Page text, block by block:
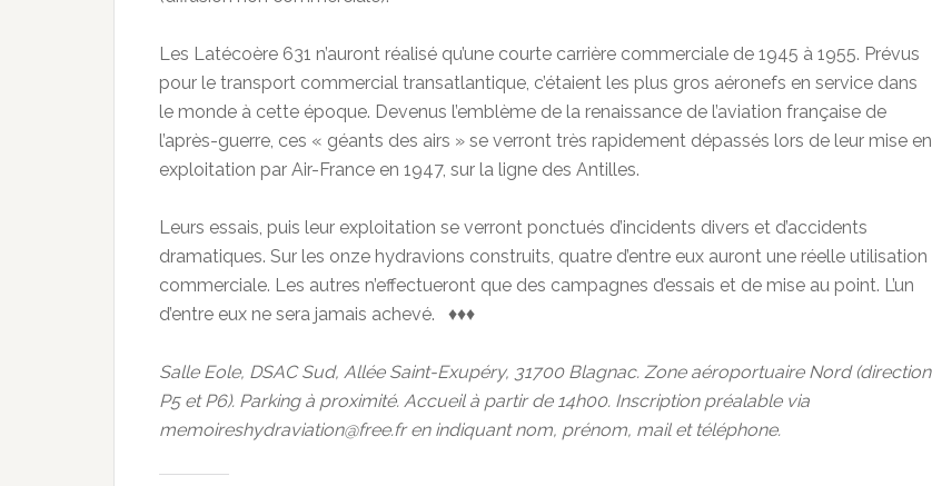
Les Latécoère 631 n’auront réalisé qu’une courte carrière commerciale de 1945 à 1955. Prévus
pour le transport commercial transatlantique, c’étaient les plus gros aéronefs en service dans
le monde à cette époque. Devenus l’emblème de la renaissance de l’aviation française de
l’après-guerre, ces « géants des airs » se verront très rapidement dépassés lors de leur mise en
exploitation par Air-France en 1947, sur la ligne des Antilles.
Leurs essais, puis leur exploitation se verront ponctués d’incidents divers et d’accidents
dramatiques. Sur les onze hydravions construits, quatre d’entre eux auront une réelle utilisation
commerciale. Les autres n’effectueront que des campagnes d’essais et de mise au point. L’un
d’entre eux ne sera jamais achevé. ♦♦♦
Salle Eole, DSAC Sud, Allée Saint-Exupéry, 31700 Blagnac. Zone aéroportuaire Nord (direction
P5 et P6). Parking à proximité. Accueil à partir de 14h00. Inscription préalable via
memoireshydraviation@free.fr en indiquant nom, prénom, mail et téléphone.